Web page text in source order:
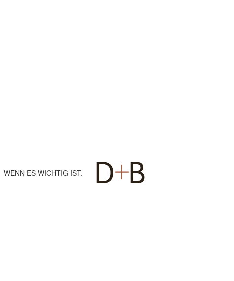
WENN ES WICHTIG IST.